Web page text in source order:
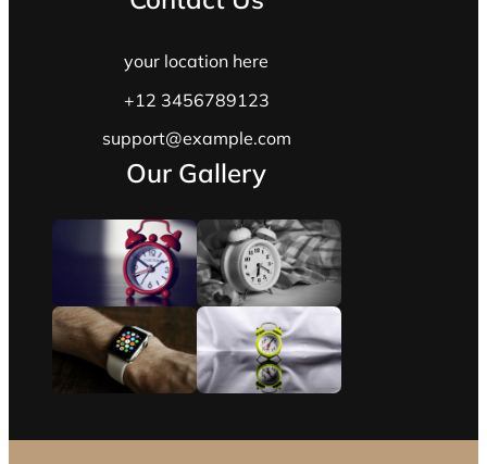
your location here
+12 3456789123
support@example.com
Our Gallery